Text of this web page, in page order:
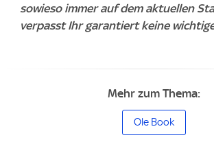
sowieso immer auf dem aktuellen
verpasst Ihr garantiert keine
Mehr zum Thema:
Ole Book